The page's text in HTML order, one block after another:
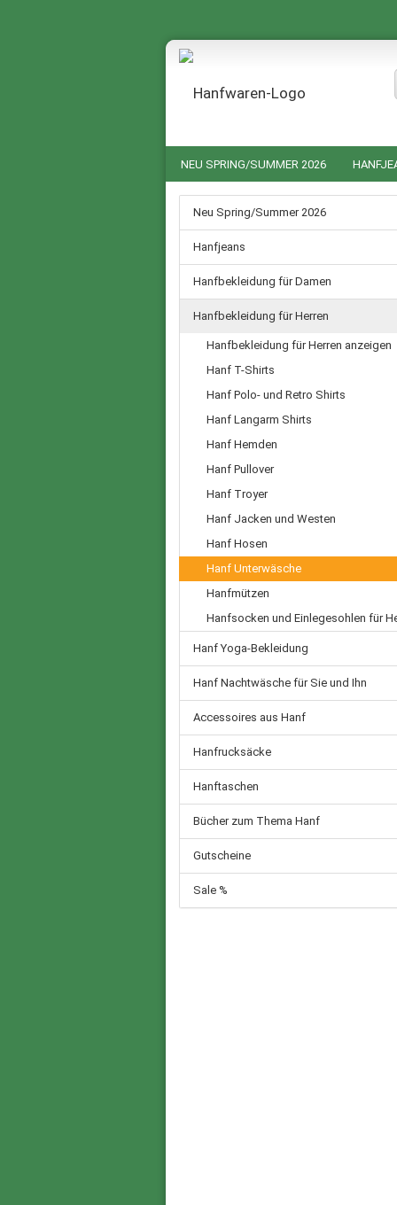
NEU SPRING/SUMMER 2026
HANF NACHTWÄSCHE FÜR SIE UND IHN
Neu Spring/Summer 2026
Hanfjeans
Hanfbekleidung für Damen
Hanfbekleidung für Herren
Hanfbekleidung für Herren anzeigen
Hanf T-Shirts
Hanf Polo- und Retro Shirts
Hanf Langarm Shirts
Hanf Hemden
Hanf Pullover
Hanf Troyer
Hanf Jacken und Westen
Hanf Hosen
Hanf Unterwäsche
Hanfmützen
Hanfsocken und Einlegesohlen für
Hanf Yoga-Bekleidung
Hanf Nachtwäsche für Sie und Ihn
Accessoires aus Hanf
Hanfrucksäcke
Hanftaschen
Bücher zum Thema Hanf
Gutscheine
Sale %